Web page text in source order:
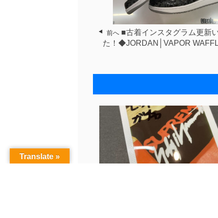
前へ ■古着インスタグラム更新
た！◆JORDAN│VAPOR
Translate »